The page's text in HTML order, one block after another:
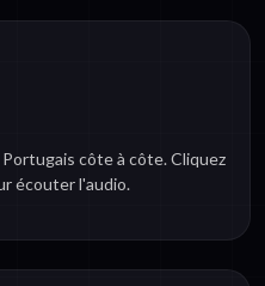
côte à côte. Cliquez
écouter l'audio.